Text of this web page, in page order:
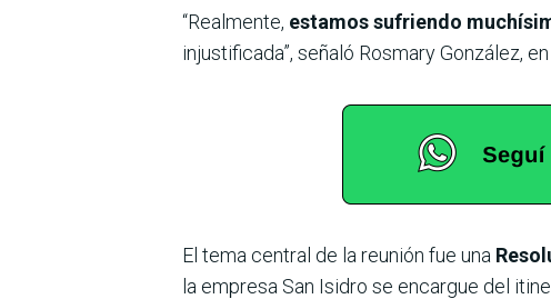
“Realmente, estamos sufriendo
injustificada”, señaló Rosmary González,
El tema central de la reunión fue una
la empresa San Isidro se encargue del